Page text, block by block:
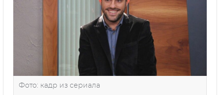
Фото: кадр из сериала